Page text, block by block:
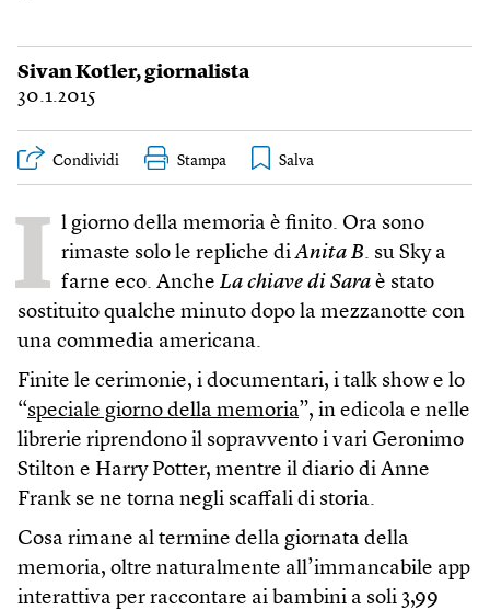
Sivan Kotler, giornalista
30.1.2015
Condividi Stampa
I l giorno della memoria è finito. Ora sono
rimaste solo le repliche diAnita B. su Sky a
farne eco. Anche La chiave di Sara è stato
sostituito qualche minuto dopo la mezzanotte con
una commedia americana.
Finite le cerimonie, i documentari, i talk show e lo
“speciale giorno della memoria”, in edicola e nelle
librerie riprendono il sopravvento i vari Geronimo
Stilton e Harry Potter, mentre il diario di Anne
Frank se ne torna negli scaffali di storia.
Cosa rimane al termine della giornata della
memoria, oltre naturalmente all’immancabile app
interattiva per raccontare ai bambini a soli 3,99